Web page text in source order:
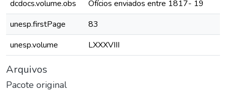
dcdocs.volume.obs
Ofícios enviados entre 1817- 19
unesp.firstPage
83
unesp.volume
LXXXVIII
Arquivos
Pacote original